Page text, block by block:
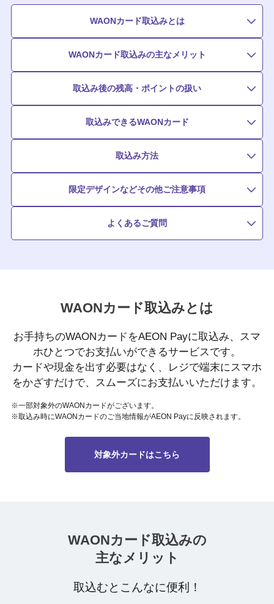
WAONカード取込みとは
WAONカード取込みの主なメリット
取込み後の残高・ポイントの扱い
取込みできるWAONカード
取込み方法
限定デザインなどその他ご注意事項
よくあるご質問
WAONカード取込みとは
お手持ちのWAONカードをAEON Payに取込み、スマ
ホひとつでお支払いができるサービスです。
カードや現金を出す必要はなく、レジで端末にスマホ
をかざすだけで、スムーズにお支払いいただけます。
※一部対象外のWAONカードがございます。
※取込み時にWAONカードのご当地情報がAEON Payに反映されます。
対象外カードはこちら
WAONカード取込みの
主なメリット
取込むとこんなに便利！